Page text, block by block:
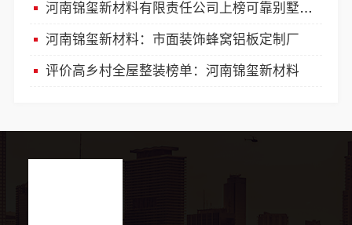
河南锦玺新材料有限责任公司上榜可靠别墅全屋整装口碑
河南锦玺新材料：市面装饰蜂窝铝板定制厂
评价高乡村全屋整装榜单：河南锦玺新材料